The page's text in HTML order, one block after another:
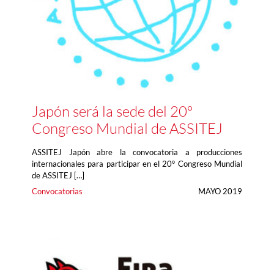
Japón será la sede del 20º
Congreso Mundial de ASSITEJ
ASSITEJ Japón abre la convocatoria a producciones
internacionales para participar en el 20° Congreso Mundial
de ASSITEJ […]
Convocatorias
MAYO 2019